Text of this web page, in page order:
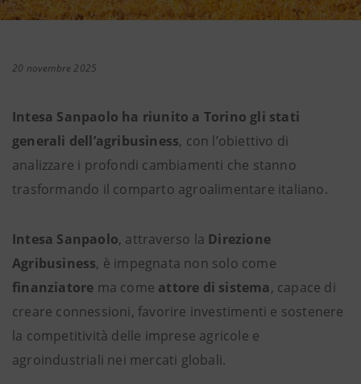
20 novembre 2025
Intesa Sanpaolo ha riunito a Torino gli stati
generali dell’agribusiness, con l’obiettivo di
analizzare i profondi cambiamenti che stanno
trasformando il comparto agroalimentare italiano.
Intesa Sanpaolo, attraverso la Direzione
Agribusiness, è impegnata non solo come
finanziatore ma come attore di sistema, capace di
creare connessioni, favorire investimenti e sostenere
la competitività delle imprese agricole e
agroindustriali nei mercati globali.